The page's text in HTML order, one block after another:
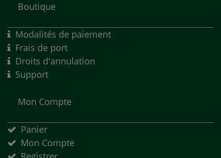
Boutique
Modalités de paiement
Frais de port
Droits d'annulation
Support
Mon Compte
Panier
Mon Compte